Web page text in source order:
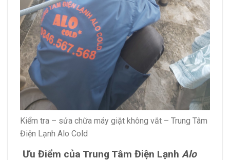
Kiểm tra – sửa chữa máy giặt không vắt – Trung Tâm
Điện Lạnh Alo Cold
Ưu Điểm của Trung Tâm Điện Lạnh Alo